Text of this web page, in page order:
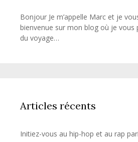
Bonjour Je m’appelle Marc et je
bienvenue sur mon blog où je vous
du voyage…
Articles récents
Initiez-vous au hip-hop et au rap